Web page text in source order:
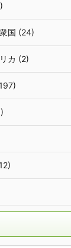
国 (24)
カ (2)